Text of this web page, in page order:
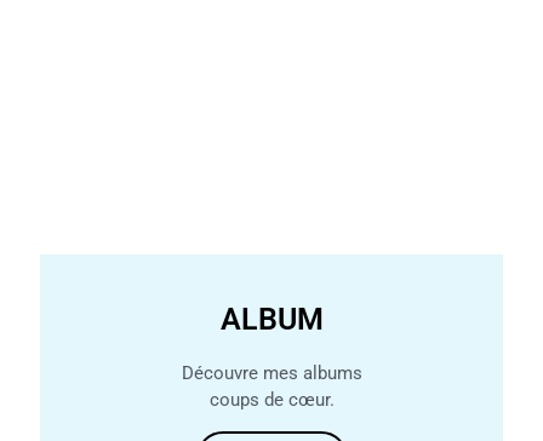
ALBUM
Découvre mes albums
coups de cœur.